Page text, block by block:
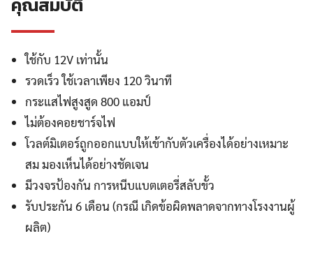
ใช้กับ 12V เท่านั้น
รวดเร็ว ใช้เวลาเพียง 120 วินาที
กระแสไฟสูงสูด 800 แอมป์
ไม่ต้องคอยชาร์จไฟ
โวลต์มิเตอร์ถูกออกแบบให้เข้ากับตัวเครื่องได้อย่างเหมาะ
สม มองเห็นได้อย่างชัดเจน
มีวงจรป้องกัน การหนีบแบตเตอรี่สลับขั้ว
รับประกัน 6 เดือน (กรณี เกิดข้อผิดพลาดจากทางโรงงานผู้
ผลิต)